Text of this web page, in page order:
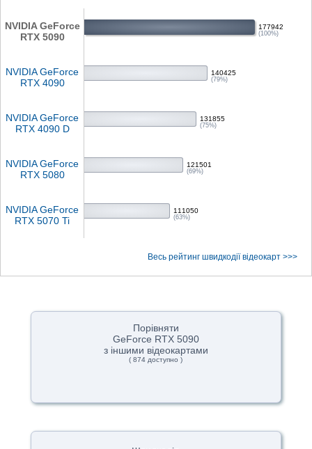
NVIDIA GeForce
RTX 5090
177942
(100%)
NVIDIA GeForce
RTX 4090
140425
(79%)
NVIDIA GeForce
RTX 4090 D
131855
(75%)
NVIDIA GeForce
RTX 5080
121501
(69%)
NVIDIA GeForce
RTX 5070 Ti
111050
(63%)
Весь рейтинг швидкодії відеокарт >>>
Порівняти
GeForce RTX 5090
з іншими відеокартами
( 874 доступно )